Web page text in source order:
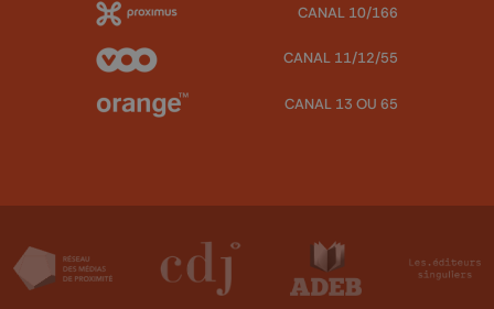
CANAL 10/166
CANAL 11/12/55
CANAL 13 OU 65